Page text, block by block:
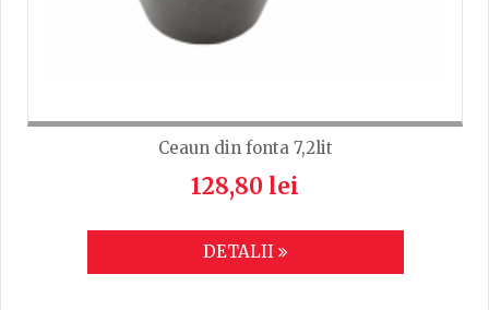
Ceaun din fonta 7,2lit
128,80 lei
DETALII